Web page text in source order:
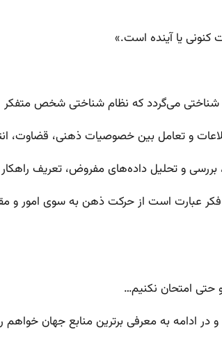
کنونی یا آینده است.»
شناختی می‌گردد که نظام شناختی شخص متفکر
و تعامل بین خصوصیات ذهنی، قضاوت،
و تحلیل داده‌های مفروض، تعریف
عبارت است از حرکت ذهن به سوی امور
امتحان نکنیم…
در ادامه به معرفی برترین منابع جهان